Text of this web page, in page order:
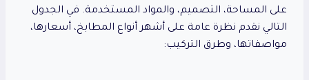
على المساحة، التصميم، والمواد المستخدمة. في الجدول
التالي نقدم نظرة عامة على أشهر أنواع المطابخ، أسعارها،
مواصفاتها، وطرق التركيب: